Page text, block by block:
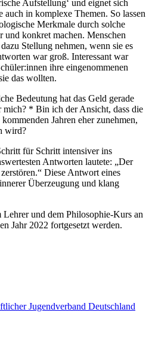
Aufstellung‘ und eignet sich
auch in komplexe Themen. So lassen
Merkmale durch solche
konkret machen. Menschen
Stellung nehmen, wenn sie es
war groß. Interessant war
ihre eingenommenen
das wollten.
Bedeutung hat das Geld gerade
mich? * Bin ich der Ansicht, dass die
Jahren eher zunehmen,
wird?
für Schritt intensiver ins
Antworten lautete: „Der
Diese Antwort eines
Überzeugung und klang
und dem Philosophie-Kurs an
Jahr 2022 fortgesetzt werden.
Jugendverband Deutschland